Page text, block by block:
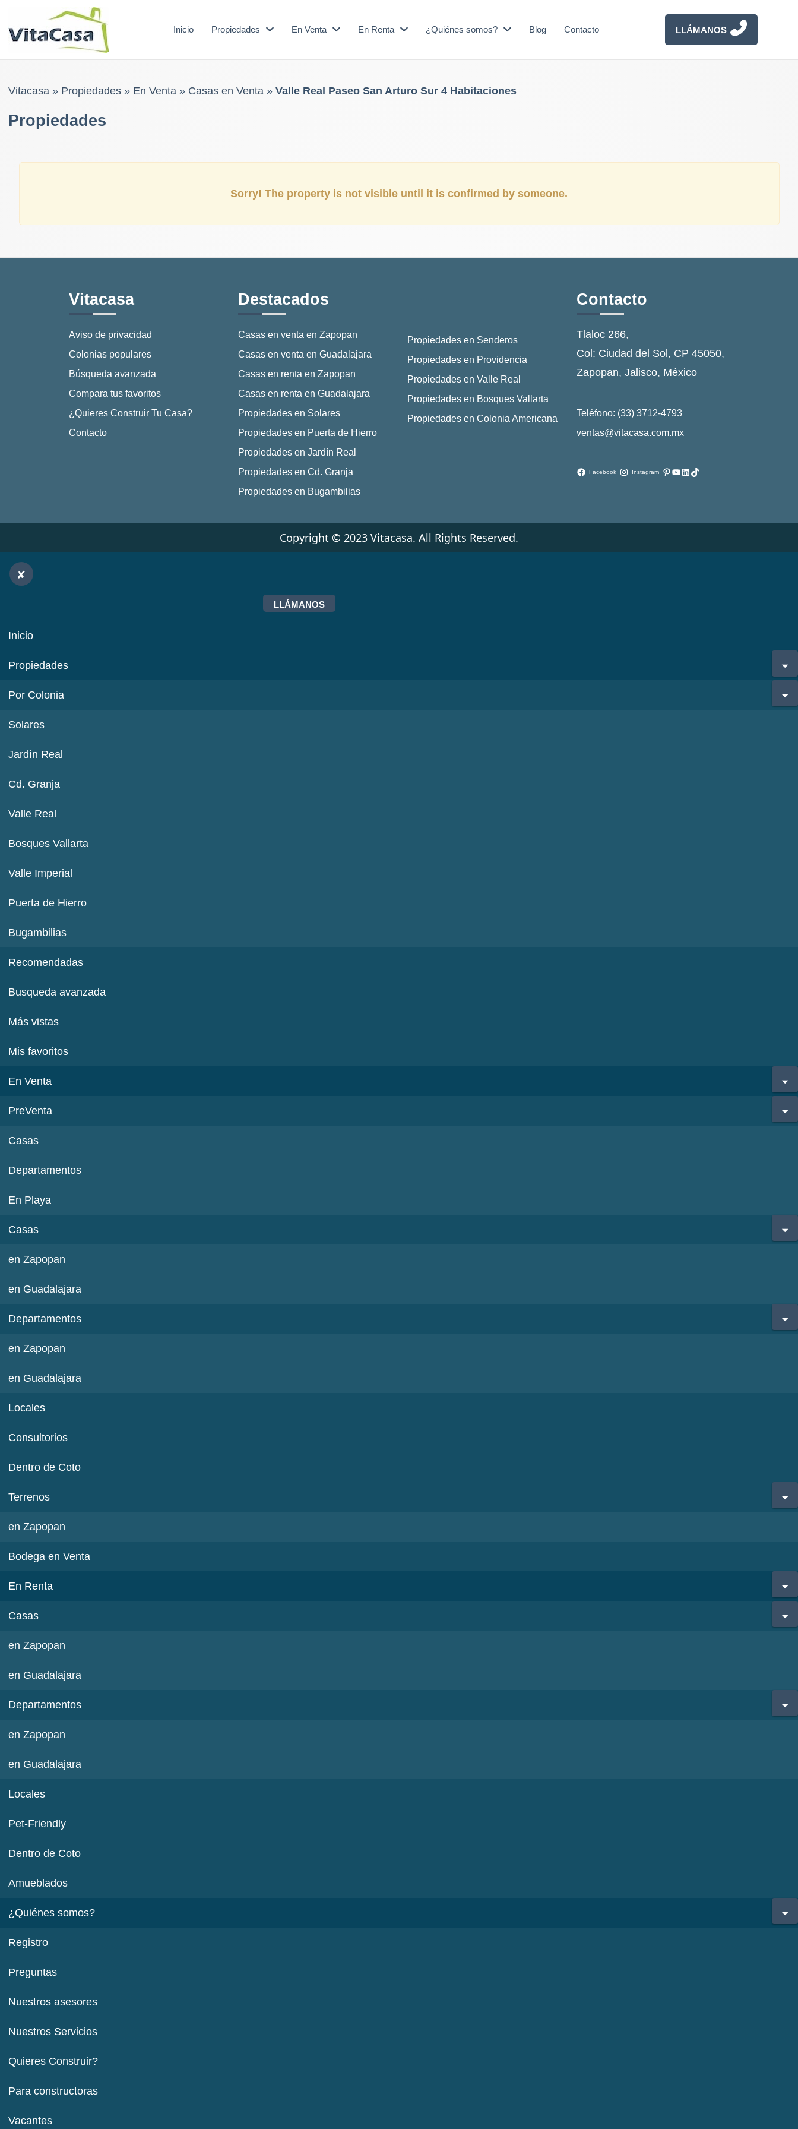
Inicio Propiedades En Venta En Renta ¿Quiénes somos? Blog Contacto LLÁMANOS
Vitacasa» Propiedades» En Venta» Casas en Venta» Valle Real Paseo San Arturo Sur 4 Habitaciones
Propiedades
Sorry! The property is not visible until it is confirmed by someone.
Vitacasa
Aviso de privacidad
Colonias populares
Búsqueda avanzada
Compara tus favoritos
¿Quieres Construir Tu Casa?
Contacto
Destacados
Casas en venta en Zapopan
Casas en venta en Guadalajara
Casas en renta en Zapopan
Casas en renta en Guadalajara
Propiedades en Solares
Propiedades en Puerta de Hierro
Propiedades en Jardín Real
Propiedades en Cd. Granja
Propiedades en Bugambilias
Propiedades en Senderos
Propiedades en Providencia
Propiedades en Valle Real
Propiedades en Bosques Vallarta
Propiedades en Colonia Americana
Contacto
Tlaloc 266,
Col: Ciudad del Sol, CP 45050,
Zapopan, Jalisco, México
Teléfono: (33) 3712-4793
ventas@vitacasa.com.mx
Facebook Instagram Pinterest
YouTube
LinkedIn
TikTok
Copyright © 2023 Vitacasa. All Rights Reserved.
LLÁMANOS
Inicio
Propiedades
Por Colonia
Solares
Jardín Real
Cd. Granja
Valle Real
Bosques Vallarta
Valle Imperial
Puerta de Hierro
Bugambilias
Recomendadas
Busqueda avanzada
Más vistas
Mis favoritos
En Venta
PreVenta
Casas
Departamentos
En Playa
Casas
en Zapopan
en Guadalajara
Departamentos
en Zapopan
en Guadalajara
Locales
Consultorios
Dentro de Coto
Terrenos
en Zapopan
Bodega en Venta
En Renta
Casas
en Zapopan
en Guadalajara
Departamentos
en Zapopan
en Guadalajara
Locales
Pet-Friendly
Dentro de Coto
Amueblados
¿Quiénes somos?
Registro
Preguntas
Nuestros asesores
Nuestros Servicios
Quieres Construir?
Para constructoras
Vacantes